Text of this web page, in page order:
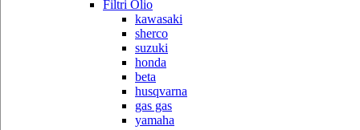
Filtri Olio
kawasaki
sherco
suzuki
honda
beta
husqvarna
gas gas
yamaha